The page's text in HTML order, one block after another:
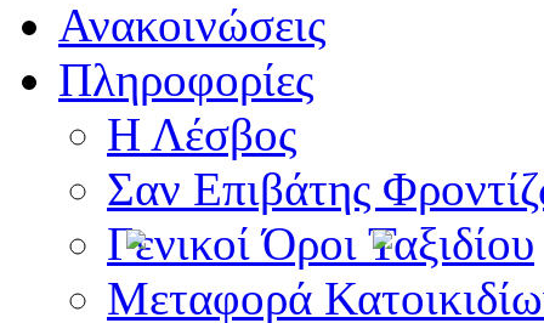
Ανακοινώσεις
Πληροφορίες
Η Λέσβος
Σαν Επιβάτης
Γενικοί Όροι Ταξιδίου
Μεταφορά